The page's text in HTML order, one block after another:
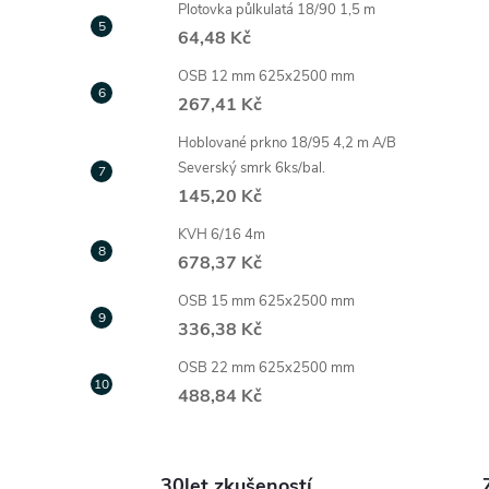
Plotovka půlkulatá 18/90 1,5 m
64,48 Kč
OSB 12 mm 625x2500 mm
267,41 Kč
Hoblované prkno 18/95 4,2 m A/B
Severský smrk 6ks/bal.
145,20 Kč
KVH 6/16 4m
678,37 Kč
OSB 15 mm 625x2500 mm
336,38 Kč
OSB 22 mm 625x2500 mm
488,84 Kč